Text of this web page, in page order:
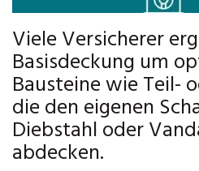
Viele Versicherer
Basisdeckung um
Bausteine wie Teil-
die den eigenen
Diebstahl oder
abdecken.